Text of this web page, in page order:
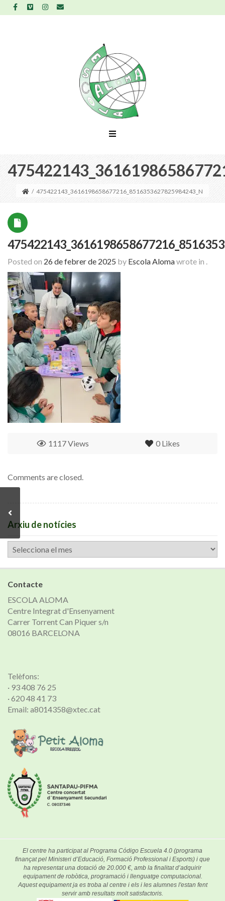
/ 475422143_3616198658677216_8516353627825984243_N
Posted on 26 de febrer de 2025 by Escola Alomawrote in .
0 Likes
1117 Views
Comments are closed.
Arxiu de notícies
Arxiu
de
notícies
Contacte
ESCOLA ALOMA
Centre Integrat d'Ensenyament
Carrer Torrent Can Piquer s/n
08016 BARCELONA
Telèfons:
· 93 408 76 25
· 620 48 41 73
Email: a8014358@xtec.cat
El centre ha participat al Programa Código Escuela 4.0 (programa
finançat pel Ministeri d’Educació, Formació Professional i Esports) i que
ha representat una dotació de 20.000 €, amb la finalitat d’adquirir
equipament de robòtica, programació i llenguatge computacional.
Aquest equipament ja es troba al centre i els i les alumnes l'estan fent
servir amb resultats molt satisfactoris.